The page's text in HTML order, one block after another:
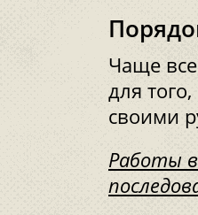
Чаще
для
своими
Работы